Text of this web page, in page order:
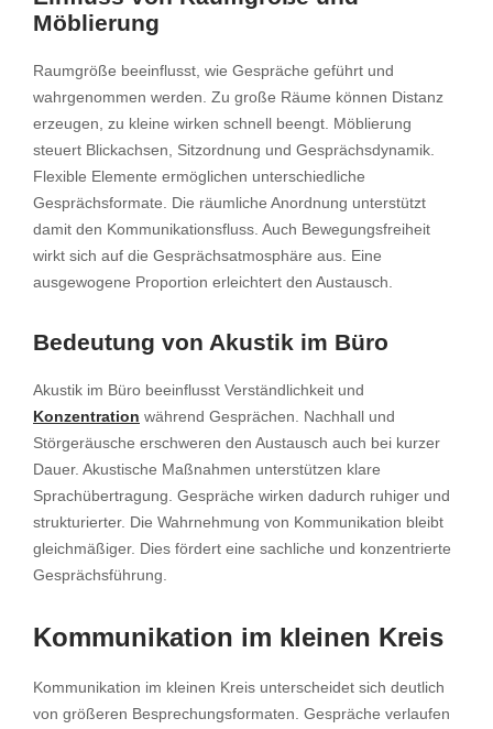
Möblierung
Raumgröße beeinflusst, wie Gespräche geführt und
wahrgenommen werden. Zu große Räume können Distanz
erzeugen, zu kleine wirken schnell beengt. Möblierung
steuert Blickachsen, Sitzordnung und Gesprächsdynamik.
Flexible Elemente ermöglichen unterschiedliche
Gesprächsformate. Die räumliche Anordnung unterstützt
damit den Kommunikationsfluss. Auch Bewegungsfreiheit
wirkt sich auf die Gesprächsatmosphäre aus. Eine
ausgewogene Proportion erleichtert den Austausch.
Bedeutung von Akustik im Büro
Akustik im Büro beeinflusst Verständlichkeit und
Konzentration während Gesprächen. Nachhall und
Störgeräusche erschweren den Austausch auch bei kurzer
Dauer. Akustische Maßnahmen unterstützen klare
Sprachübertragung. Gespräche wirken dadurch ruhiger und
strukturierter. Die Wahrnehmung von Kommunikation bleibt
gleichmäßiger. Dies fördert eine sachliche und konzentrierte
Gesprächsführung.
Kommunikation im kleinen Kreis
Kommunikation im kleinen Kreis unterscheidet sich deutlich
von größeren Besprechungsformaten. Gespräche verlaufen